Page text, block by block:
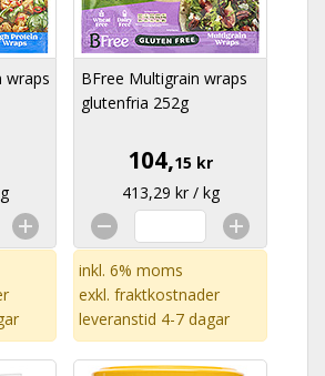
wraps
BFree Multigrain wraps
glutenfria 252g
104,15 kr
413,29 kr / kg
inkl. 6% moms
exkl. fraktkostnader
leveranstid 4-7 dagar